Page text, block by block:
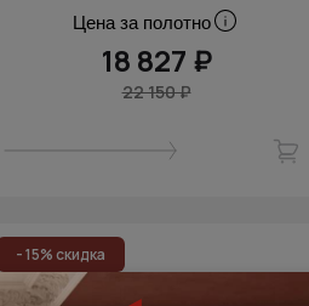
Цена за полотно
18 827 ₽
22 150 ₽
- 15% скидка